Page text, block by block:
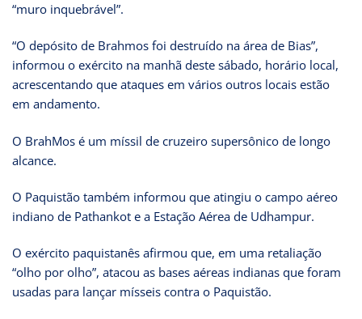
“muro inquebrável”.
“O depósito de Brahmos foi destruído na área de Bias”,
informou o exército na manhã deste sábado, horário local,
acrescentando que ataques em vários outros locais estão
em andamento.
O BrahMos é um míssil de cruzeiro supersônico de longo
alcance.
O Paquistão também informou que atingiu o campo aéreo
indiano de Pathankot e a Estação Aérea de Udhampur.
O exército paquistanês afirmou que, em uma retaliação
“olho por olho”, atacou as bases aéreas indianas que foram
usadas para lançar mísseis contra o Paquistão.